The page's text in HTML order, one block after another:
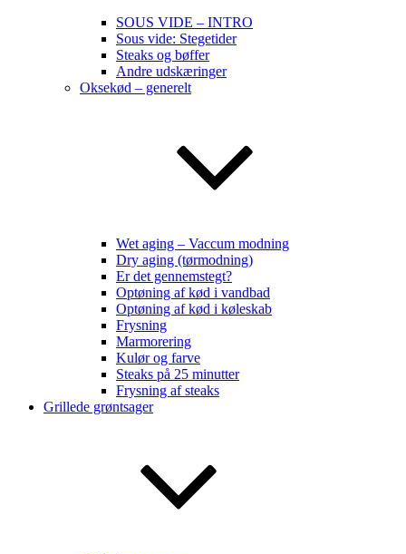
SOUS VIDE – INTRO
Sous vide: Stegetider
Steaks og bøffer
Andre udskæringer
Oksekød – generelt
Wet aging – Vaccum modning
Dry aging (tørmodning)
Er det gennemstegt?
Optøning af kød i vandbad
Optøning af kød i køleskab
Frysning
Marmorering
Kulør og farve
Steaks på 25 minutter
Frysning af steaks
Grillede grøntsager